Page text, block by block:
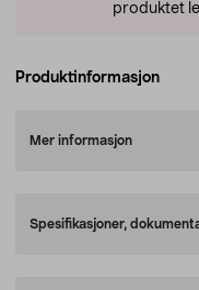
produktet
Produktinformasjon
Mer informasjon
Spesifikasjoner,